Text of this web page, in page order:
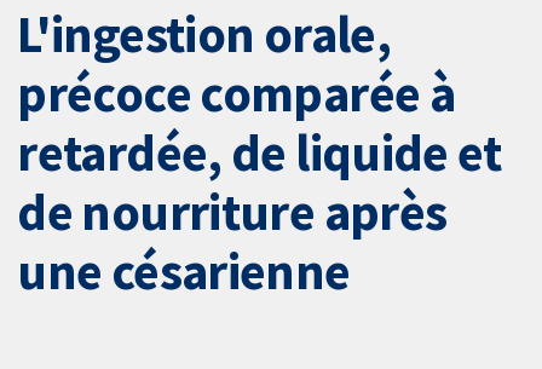
L'ingestion orale,
précoce comparée à
retardée, de liquide et
de nourriture après
une césarienne